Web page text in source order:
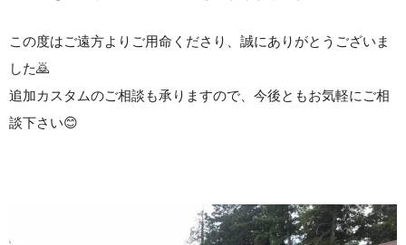
この度はご遠方よりご用命くださり、誠にありがとうございま
した🙇
追加カスタムのご相談も承りますので、今後ともお気軽にご相
談下さい😊